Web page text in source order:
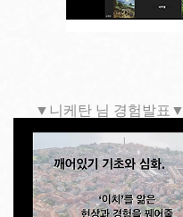
▼니케탄 님 경험발표▼